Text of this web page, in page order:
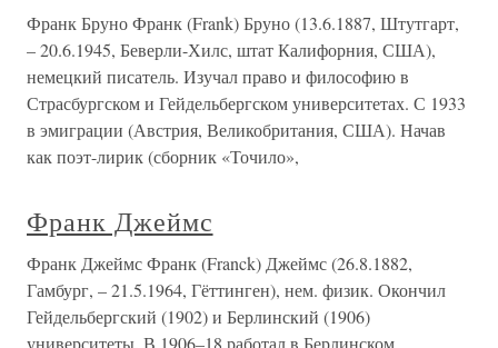
Франк Бруно Франк (Frank) Бруно (13.6.1887, Штутгарт,
– 20.6.1945, Беверли-Хилс, штат Калифорния, США),
немецкий писатель. Изучал право и философию в
Страсбургском и Гейдельбергском университетах. С 1933
в эмиграции (Австрия, Великобритания, США). Начав
как поэт-лирик (сборник «Точило»,
Франк Джеймс
Франк Джеймс Франк (Franck) Джеймс (26.8.1882,
Гамбург, – 21.5.1964, Гёттинген), нем. физик. Окончил
Гейдельбергский (1902) и Берлинский (1906)
университеты. В 1906–18 работал в Берлинском